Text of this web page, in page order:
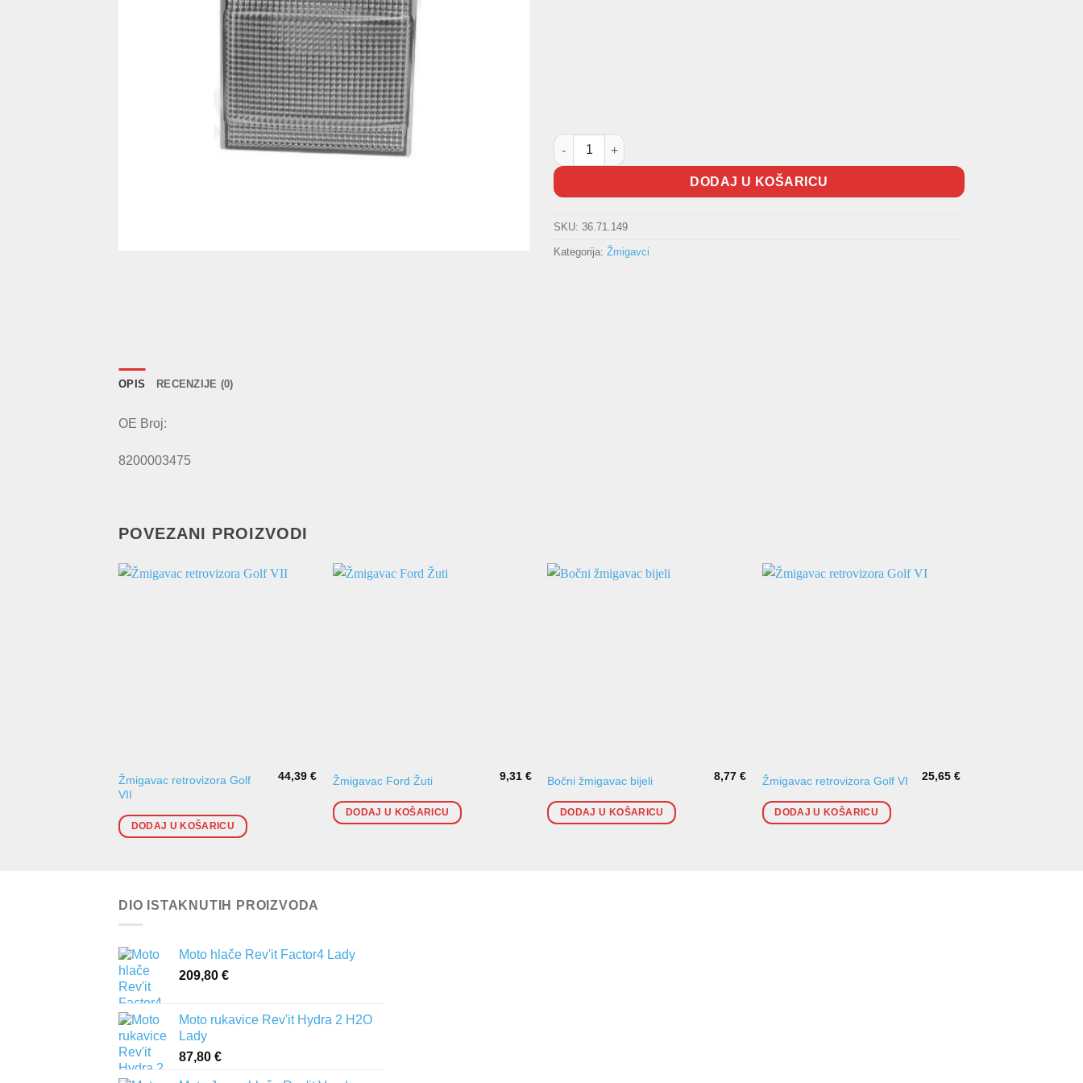
Bočni žmigavac količina
DODAJ U KOŠARICU
SKU: 36.71.149
Kategorija: Žmigavci
OPIS RECENZIJE (0)
OE Broj:
8200003475
POVEZANI PROIZVODI
Žmigavac retrovizora Golf
VII
44,39€
DODAJ U KOŠARICU
Žmigavac Ford Žuti 9,31 €
DODAJ U KOŠARICU
Bočni žmigavac bijeli 8,77 €
DODAJ U KOŠARICU
Žmigavac retrovizora Golf VI 25,65€
DODAJ U KOŠARICU
DIO ISTAKNUTIH PROIZVODA
Moto hlače Rev'it Factor4 Lady
209,80 €
Moto rukavice Rev'it Hydra 2 H2O
Lady
87,80 €